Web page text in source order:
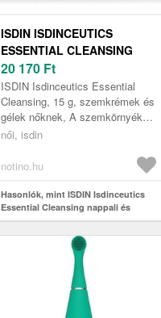
ISDIN ISDINCEUTICS
ESSENTIAL CLEANSING
NAPPALI ÉS ÉJSZAKAI
KRÉM SZEMRE 15 G
20 170 Ft
ISDIN Isdinceutics Essential
Cleansing, 15 g, szemkrémek és
gélek nőknek, A szemkörnyék
nagyon érzékeny terület. A bőr itt
női, isdin
notino.hu
Hasonlók, mint ISDIN Isdinceutics
Essential Cleansing nappali és
éjszakai krém szemre 15 g